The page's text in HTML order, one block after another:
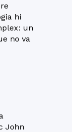
hi
un
no va
John